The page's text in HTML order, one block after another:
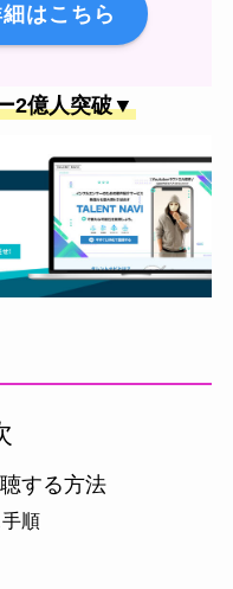
はこちら
2億人突破▼
する方法
順